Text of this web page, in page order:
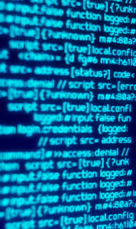
para Innovación en
para Programa de
para Centros de